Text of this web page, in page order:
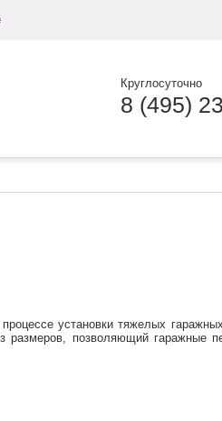
Круглосуточно
8 (495)
установки тяжелых
позволяющий гаражные